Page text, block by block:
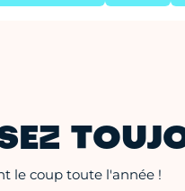
le coup toute l'année !